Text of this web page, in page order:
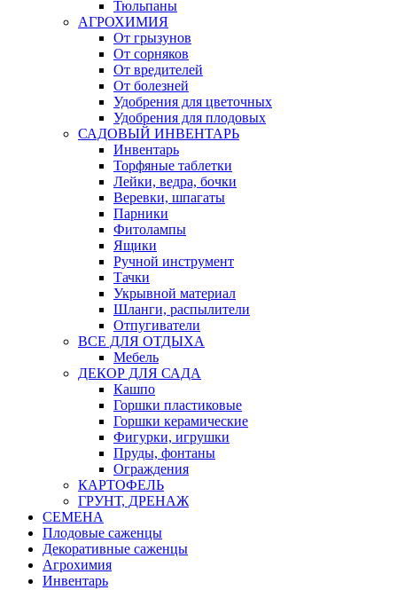
Тюльпаны
АГРОХИМИЯ
От грызунов
От сорняков
От вредителей
От болезней
Удобрения для цветочных
Удобрения для плодовых
САДОВЫЙ ИНВЕНТАРЬ
Инвентарь
Торфяные таблетки
Лейки, ведра, бочки
Веревки, шпагаты
Парники
Фитолампы
Ящики
Ручной инструмент
Тачки
Укрывной материал
Шланги, распылители
Отпугиватели
ВСЕ ДЛЯ ОТДЫХА
Мебель
ДЕКОР ДЛЯ САДА
Кашпо
Горшки пластиковые
Горшки керамические
Фигурки, игрушки
Пруды, фонтаны
Ограждения
КАРТОФЕЛЬ
ГРУНТ, ДРЕНАЖ
СЕМЕНА
Плодовые саженцы
Декоративные саженцы
Агрохимия
Инвентарь